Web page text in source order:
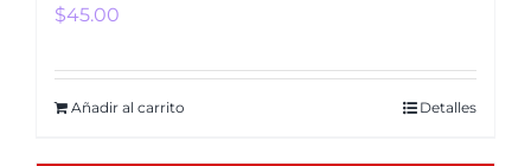
$45.00
Añadir al carrito Detalles